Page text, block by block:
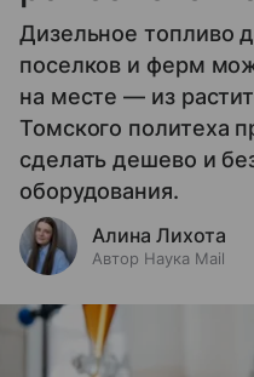
Дизельное топливо
поселков и ферм
на месте — из
Томского политеха
сделать дешево и
оборудования.
Алина Лихота
Автор Наука Mail